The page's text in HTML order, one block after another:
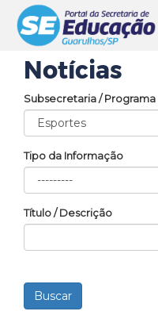
Notícias
Subsecretaria / Programa
Tipo da Informação
Título / Descrição